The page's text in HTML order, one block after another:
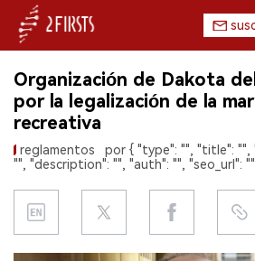
INICIO
EMPRESA
REGULACIÓN
Organización de Dakota
por la legalización de la
recreativa
reglamentos
por { "type": "", "title": "",
"", "description": "", "auth": "", "seo_url":